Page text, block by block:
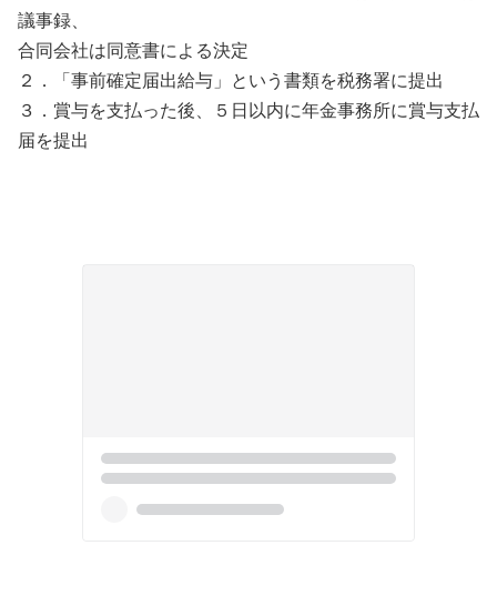
議事録、
合同会社は同意書による決定
２．「事前確定届出給与」という書類を税務署に提出
３．賞与を支払った後、５日以内に年金事務所に賞与支払
届を提出